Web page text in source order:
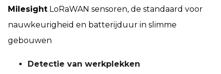
Milesight LoRaWAN sensoren, de standaard voor
nauwkeurigheid en batterijduur in slimme
gebouwen
Detectie van werkplekken